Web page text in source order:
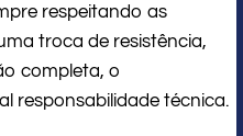
respeitando as
troca de resistência,
completa, o
responsabilidade técnica.